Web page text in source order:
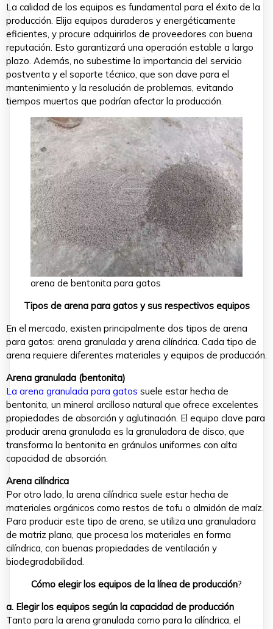
La calidad de los equipos es fundamental para el éxito de la
producción. Elija equipos duraderos y energéticamente
eficientes, y procure adquirirlos de proveedores con buena
reputación. Esto garantizará una operación estable a largo
plazo. Además, no subestime la importancia del servicio
postventa y el soporte técnico, que son clave para el
mantenimiento y la resolución de problemas, evitando
tiempos muertos que podrían afectar la producción.
arena de bentonita para gatos
Tipos de arena para gatos y sus respectivos equipos
En el mercado, existen principalmente dos tipos de arena
para gatos: arena granulada y arena cilíndrica. Cada tipo de
arena requiere diferentes materiales y equipos de producción.
Arena granulada (bentonita)
La arena granulada para gatos suele estar hecha de
bentonita, un mineral arcilloso natural que ofrece excelentes
propiedades de absorción y aglutinación. El equipo clave para
producir arena granulada es la granuladora de disco, que
transforma la bentonita en gránulos uniformes con alta
capacidad de absorción.
Arena cilíndrica
Por otro lado, la arena cilíndrica suele estar hecha de
materiales orgánicos como restos de tofu o almidón de maíz.
Para producir este tipo de arena, se utiliza una granuladora
de matriz plana, que procesa los materiales en forma
cilíndrica, con buenas propiedades de ventilación y
biodegradabilidad.
Cómo elegir los equipos de la línea de producción?
a. Elegir los equipos según la capacidad de producción
Tanto para la arena granulada como para la cilíndrica, el